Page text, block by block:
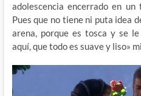
adolescencia encerrado en
Pues que no tiene ni puta idea
arena, porque es tosca y se
aquí, que todo es suave y liso»